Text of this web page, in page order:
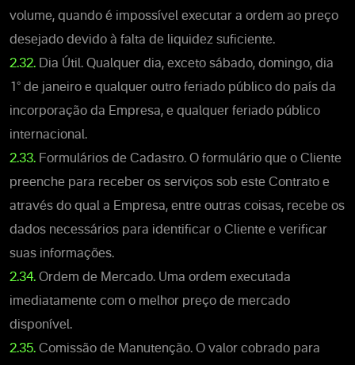
volume, quando é impossível executar a ordem ao preço
desejado devido à falta de liquidez suficiente.
2.32. Dia Útil. Qualquer dia, exceto sábado, domingo, dia
1° de janeiro e qualquer outro feriado público do país da
incorporação da Empresa, e qualquer feriado público
internacional.
2.33. Formulários de Cadastro. O formulário que o Cliente
preenche para receber os serviços sob este Contrato e
através do qual a Empresa, entre outras coisas, recebe os
dados necessários para identificar o Cliente e verificar
suas informações.
2.34. Ordem de Mercado. Uma ordem executada
imediatamente com o melhor preço de mercado
disponível.
2.35. Comissão de Manutenção. O valor cobrado para